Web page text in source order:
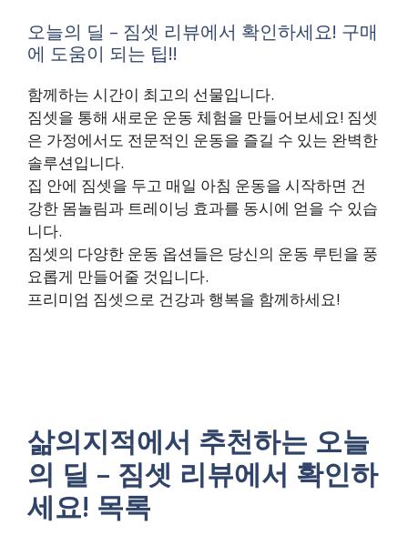
오늘의 딜 – 짐셋 리뷰에서 확인하세요! 구매
에 도움이 되는 팁!!
함께하는 시간이 최고의 선물입니다.
짐셋을 통해 새로운 운동 체험을 만들어보세요! 짐셋
은 가정에서도 전문적인 운동을 즐길 수 있는 완벽한
솔루션입니다.
집 안에 짐셋을 두고 매일 아침 운동을 시작하면 건
강한 몸놀림과 트레이닝 효과를 동시에 얻을 수 있습
니다.
짐셋의 다양한 운동 옵션들은 당신의 운동 루틴을 풍
요롭게 만들어줄 것입니다.
프리미엄 짐셋으로 건강과 행복을 함께하세요!
삶의지적에서 추천하는 오늘
의 딜 – 짐셋 리뷰에서 확인하
세요! 목록